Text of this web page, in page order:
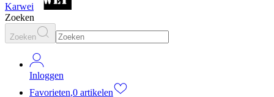
Karwei
Zoeken
Zoeken
Inloggen
Favorieten,0 artikelen